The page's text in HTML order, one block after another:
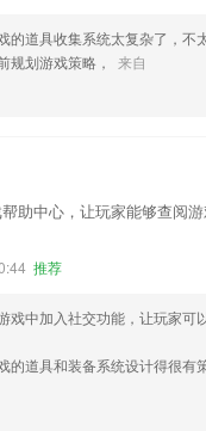
的道具收集系统太复杂了，不
规划游戏策略，
来自
助中心，让玩家能够查阅
推荐
戏中加入社交功能，让玩家可
的道具和装备系统设计得很有